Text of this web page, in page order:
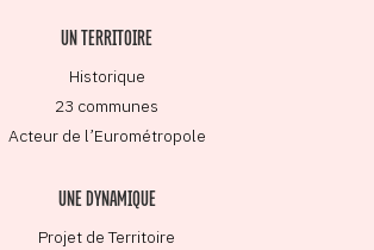
UN TERRITOIRE
Historique
23 communes
Acteur de l’Eurométropole
UNE DYNAMIQUE
Projet de Territoire